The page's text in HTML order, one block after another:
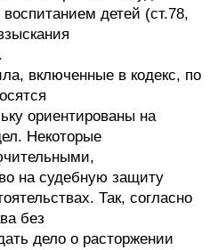
детей (ст.78,
включенные в кодекс, по
ориентированы на
Некоторые
на судебную защиту
Так, согласно
без
дело о расторжении